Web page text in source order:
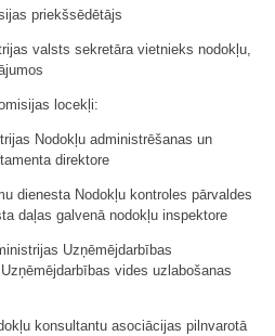
priekšsēdētājs
valsts sekretāra vietnieks nodokļu,
locekļi:
Nodokļu administrēšanas un
direktore
dienesta Nodokļu kontroles pārvaldes
daļas galvenā nodokļu inspektore
Uzņēmējdarbības
vides uzlabošanas
konsultantu asociācijas pilnvarotā